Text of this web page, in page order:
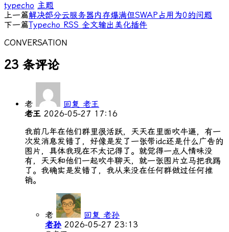
typecho 主题
上一篇解决部分云服务器内存爆满但SWAP占用为0的问题
下一篇Typecho RSS 全文输出美化插件
CONVERSATION
23 条评论
老
回复 老王
老王 2026-05-27 17:16
我前几年在他们群里很活跃，天天在里面吹牛逼，有一
次发消息发错了，好像是发了一张带idc还是什么广告的
图片，具体我现在不太记得了。就觉得一点人情味没
有，天天和他们一起吹牛聊天，就一张图片立马把我踢
了。我确实是发错了，我从来没在任何群做过任何推
销。
老
回复 老孙
老孙 2026-05-27 23:13